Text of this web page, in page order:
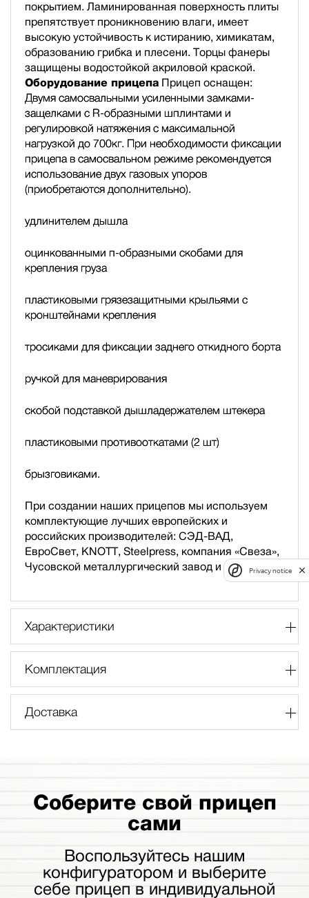
покрытием. Ламинированная поверхность плиты
препятствует проникновению влаги, имеет
высокую устойчивость к истиранию, химикатам,
образованию грибка и плесени. Торцы фанеры
защищены водостойкой акриловой краской.
Оборудование прицепа Прицеп оснащен:
Двумя самосвальными усиленными замками-
защелками с R-образными шплинтами и
регулировкой натяжения с максимальной
нагрузкой до 700кг. При необходимости фиксации
прицепа в самосвальном режиме рекомендуется
использование двух газовых упоров
(приобретаются дополнительно).
удлинителем дышла
оцинкованными п-образными скобами для
крепления груза
пластиковыми грязезащитными крыльями с
кронштейнами крепления
тросиками для фиксации заднего откидного борта
ручкой для маневрирования
скобой подставкой дышладержателем штекера
пластиковыми противооткатами (2 шт)
брызговиками.
При создании наших прицепов мы используем
комплектующие лучших европейских и
российских производителей: СЭД-ВАД,
ЕвроСвет, KNOTT, Steelpress, компания «Свеза»,
Чусовской металлургический завод и др.
Характеристики
Комплектация
Доставка
Соберите свой прицеп
сами
Воспользуйтесь нашим
конфигуратором и выберите
себе прицеп в индивидуальной
Privacy notice